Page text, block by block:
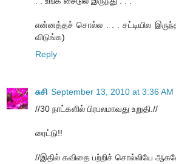
என்னத்தச் சொல்ல . . . சட்டியில
விடுங்க)
Reply
சுசி September 13, 2010 at 3:36 AM
//30 நாட்களில் பிரபலமாவது உறுதி.//
ரைட்டு!!
//இதில் கவிதை பற்றிச் சொல்லியே